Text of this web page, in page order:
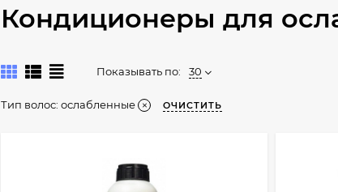
Кондиционеры для
Показывать по: 30
Тип волос: ослабленные ОЧИСТИТЬ